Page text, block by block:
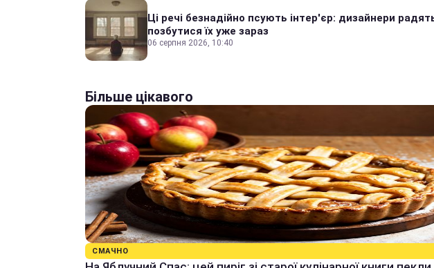
Ці речі безнадійно псують інтер'єр: дизайнери
позбутися їх уже зараз
06 серпня 2026, 10:40
Більше цікавого
СМАЧНО